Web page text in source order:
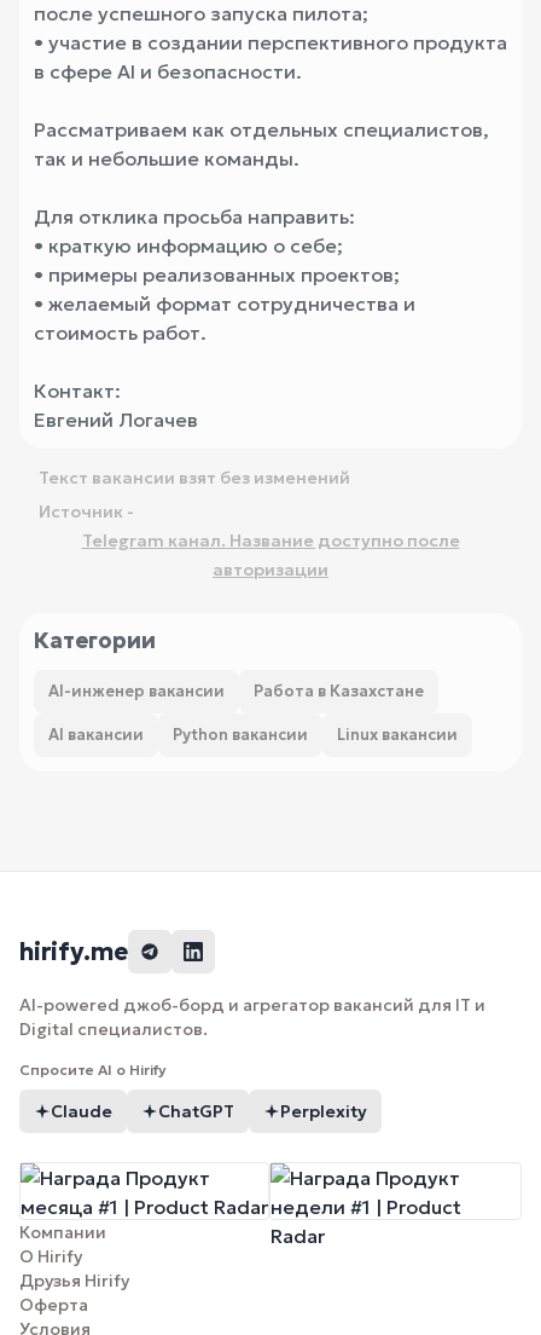
после успешного запуска пилота;
• участие в создании перспективного продукта
в сфере AI и безопасности.
Рассматриваем как отдельных специалистов,
так и небольшие команды.
Для отклика просьба направить:
• краткую информацию о себе;
• примеры реализованных проектов;
• желаемый формат сотрудничества и
стоимость работ.
Контакт:
Евгений Логачев
Текст вакансии взят без изменений
Источник -
Telegram канал. Название доступно после
авторизации
Категории
AI-инженер вакансии Работа в Казахстане
AI вакансии Python вакансии Linux вакансии
hirify.me
AI-powered джоб-борд и агрегатор вакансий для IT и
Digital специалистов.
Спросите AI о Hirify
Claude ChatGPT Perplexity
Компании
О Hirify
Друзья Hirify
Оферта
Условия